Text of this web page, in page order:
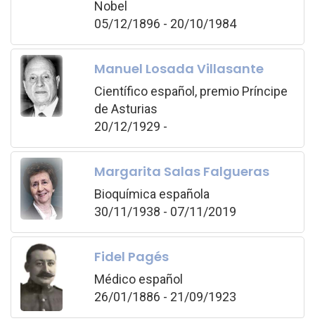
Nobel
05/12/1896 - 20/10/1984
Manuel Losada Villasante
Científico español, premio Príncipe
de Asturias
20/12/1929 -
Margarita Salas Falgueras
Bioquímica española
30/11/1938 - 07/11/2019
Fidel Pagés
Médico español
26/01/1886 - 21/09/1923